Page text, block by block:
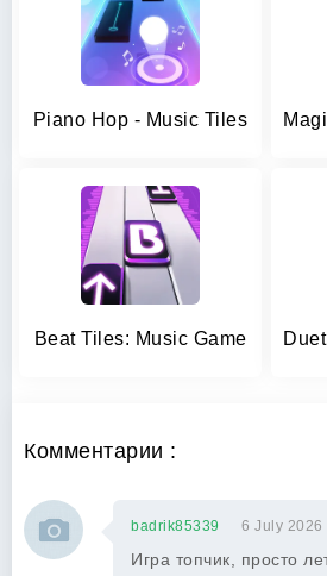
Piano Hop - Music Tiles
Beat Tiles: Music Game
Комментарии :
badrik85339 6 July 2026
Игра топчик, просто